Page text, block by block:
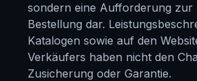
sondern eine Aufforderung zur
Bestellung dar.
Katalogen sowie auf den
Verkäufers haben nicht den
Zusicherung oder Garantie.